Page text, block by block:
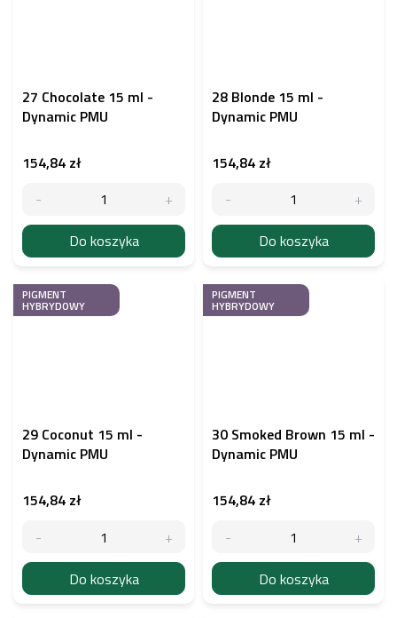
27 Chocolate 15 ml -
Dynamic PMU
154,84 zł
Do koszyka
28 Blonde 15 ml -
Dynamic PMU
154,84 zł
Do koszyka
PIGMENT
HYBRYDOWY
29 Coconut 15 ml -
Dynamic PMU
154,84 zł
Do koszyka
PIGMENT
HYBRYDOWY
30 Smoked Brown 15 ml -
Dynamic PMU
154,84 zł
Do koszyka